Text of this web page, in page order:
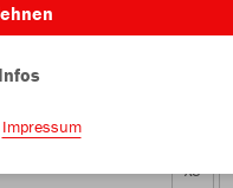
XS
Impressum